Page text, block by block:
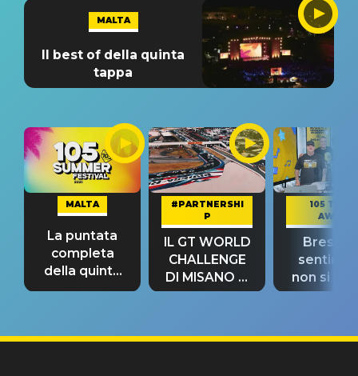
MALTA
Il best of della quinta
tappa
MALTA
La puntata
completa
della quinta
tappa
#PARTNERSHI
P
IL GT WORLD
CHALLENGE
DI MISANO si
riconferma
105 TAKE
AWAY
Bresh:
non si
fino alla